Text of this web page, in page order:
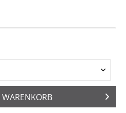
WARENKORB